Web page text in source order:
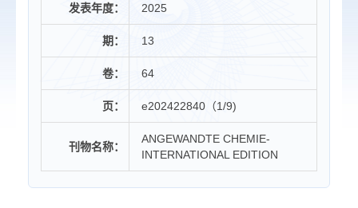
发表年度： 2025
期： 13
卷： 64
页： e202422840（1/9)
刊物名称：
ANGEWANDTE CHEMIE-
INTERNATIONAL EDITION